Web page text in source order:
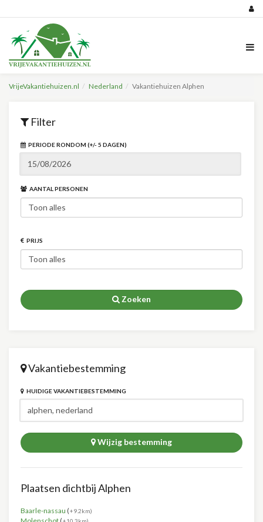
VrijeVakantiehuizen.nl Nederland Vakantiehuizen Alphen
Filter
PERIODE RONDOM (+/- 5 DAGEN)
AANTAL PERSONEN
PRIJS
Zoeken
Vakantiebestemming
HUIDIGE VAKANTIEBESTEMMING
Wijzig bestemming
Plaatsen dichtbij Alphen
Baarle-nassau (+9.2km)